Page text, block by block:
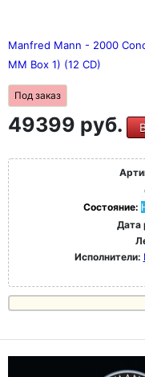
Manfred Mann - 2000
MM Box 1) (12 CD)
Под заказ
49399 руб.
Состояние:
Дата
Исполнители: